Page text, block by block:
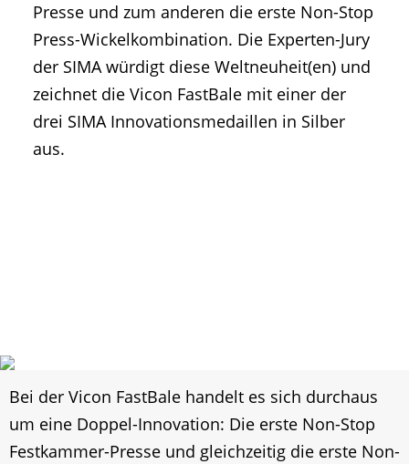
Presse und zum anderen die erste Non-Stop
Press-Wickelkombination. Die Experten-Jury
der SIMA würdigt diese Weltneuheit(en) und
zeichnet die Vicon FastBale mit einer der
drei SIMA Innovationsmedaillen in Silber
aus.
Bei der Vicon FastBale handelt es sich durchaus
um eine Doppel-Innovation: Die erste Non-Stop
Festkammer-Presse und gleichzeitig die erste Non-